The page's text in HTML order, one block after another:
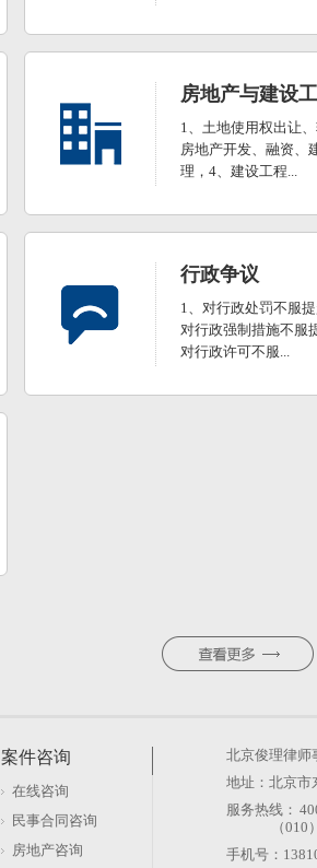
房地产与建设
1、土地使用权出让、
房地产开发、融资、
理，4、建设工程...
行政争议
1、对行政处罚不服提
对行政强制措施不服
对行政许可不服...
案件咨询
在线咨询
民事合同咨询
房地产咨询
北京俊理律师
地址：北京市
服务热线：
（010）
手机号：